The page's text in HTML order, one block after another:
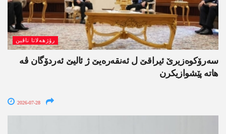
رۆژھەلاتا ناڤین
سەرۆکوەزیرێ ئیراقێ ل ئەنقەرەیێ ژ ئالیێ ئەردۆگان ڤە
ھاتە پێشوازیکرن
2026-07-28